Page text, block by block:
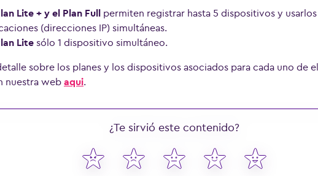
Lite + y el Plan Full permiten registrar hasta 5 dispositivos y usarlos
(direcciones IP) simultáneas.
Litesólo 1 dispositivo simultáneo.
sobre los planes y los dispositivos asociados para cada uno de
nuestra webaqui.
¿Te sirvió este contenido?